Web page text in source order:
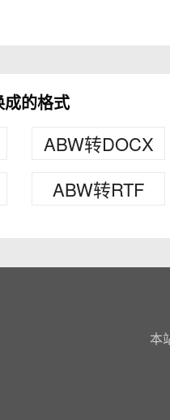
的格式
ABW转DOCX
ABW转RTF
本